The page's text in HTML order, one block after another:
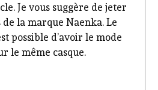
Je vous suggère de jeter
la marque Naenka. Le
possible d’avoir le mode
le même casque.